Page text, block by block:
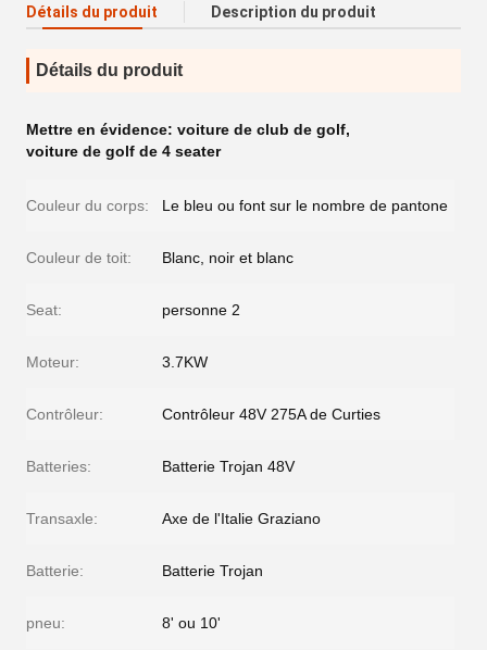
Détails du produit Description du produit
Détails du produit
Mettre en évidence: voiture de club de golf,
voiture de golf de 4 seater
Couleur du corps: Le bleu ou font sur le nombre de pantone
Couleur de toit: Blanc, noir et blanc
Seat: personne 2
Moteur: 3.7KW
Contrôleur: Contrôleur 48V 275A de Curties
Batteries: Batterie Trojan 48V
Transaxle: Axe de l'Italie Graziano
Batterie: Batterie Trojan
pneu: 8' ou 10'